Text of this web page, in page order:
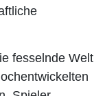
fesselnde Welt